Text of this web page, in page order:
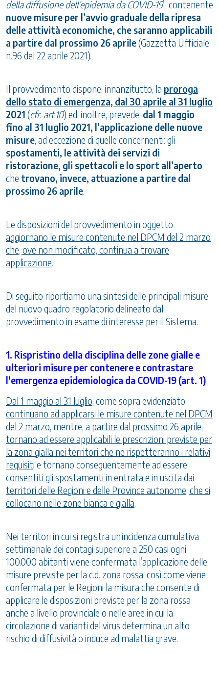
della diffusione dell’epidemia da COVID-19”, contenente
nuove misure per l’avvio graduale della ripresa
delle attività economiche, che saranno applicabili
a partire dal prossimo 26 aprile(Gazzetta Ufficiale
n.96 del 22 aprile 2021).
Il provvedimento dispone, innanzitutto, la proroga
dello stato di emergenza, dal 30 aprile al 31 luglio
2021 (cfr. art.10) ed, inoltre, prevede, dal 1 maggio
fino al 31 luglio 2021, l’applicazione delle nuove
misure, ad eccezione di quelle concernenti: gli
spostamenti, le attività dei servizi di
ristorazione, gli spettacoli e lo sport all’aperto
che trovano, invece, attuazione a partire dal
prossimo 26 aprile.
Le disposizioni del provvedimento in oggetto
aggiornano le misure contenute nel DPCM del 2 marzo
che, ove non modificato, continua a trovare
applicazione.
Di seguito riportiamo una sintesi delle principali misure
del nuovo quadro regolatorio delineato dal
provvedimento in esame di interesse per il Sistema.
1. Rispristino della disciplina delle zone gialle e
ulteriori misure per contenere e contrastare
l'emergenza epidemiologica da COVID-19 (art. 1)
Dal 1 maggio al 31 luglio, come sopra evidenziato,
continuano ad applicarsi le misure contenute nel DPCM
del 2 marzo, mentre, a partire dal prossimo 26 aprile,
tornano ad essere applicabili le prescrizioni previste per
la zona gialla nei territori che ne rispetteranno i relativi
requisiti e tornano conseguentemente ad essere
consentiti gli spostamenti in entrata e in uscita dai
territori delle Regioni e delle Province autonome, che si
collocano nelle zone bianca e gialla.
Nei territori in cui si registra un’incidenza cumulativa
settimanale dei contagi superiore a 250 casi ogni
100.000 abitanti viene confermata l’applicazione delle
misure previste per la c.d. zona rossa, così come viene
confermata per le Regioni la misura che consente di
applicare le disposizioni previste per la zona rossa
anche a livello provinciale o nelle aree in cui la
circolazione di varianti del virus determina un alto
rischio di diffusività o induce ad malattia grave.